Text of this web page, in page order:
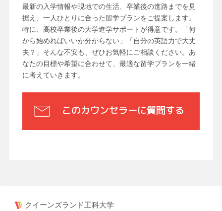
最新の入学情報や現地での生活、卒業後の進路までを見
据え、一人ひとりに合った留学プランをご提案します。
特に、高校卒業後の大学進学サポートが得意です。「何
から始めればいいか分からない」「自分の英語力で大丈
夫？」そんな不安も、ぜひお気軽にご相談ください。あ
なたの目標や希望に合わせて、最適な留学プランを一緒
に考えていきます。
このカウンセラーに質問する
クイーンズランド工科大学